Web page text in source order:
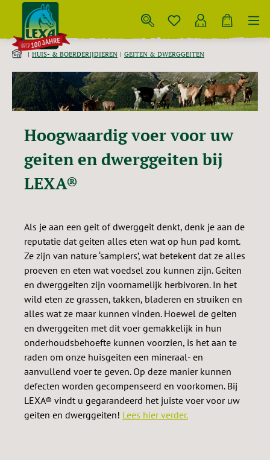
Skip to main content
HUIS- & BOERDERIJDIEREN GEITEN & DWERGGEITEN
Hoogwaardig voer voor uw
geiten en dwerggeiten bij
LEXA®
Als je aan een geit of dwerggeit denkt, denk je aan de
reputatie dat geiten alles eten wat op hun pad komt.
Ze zijn van nature ‘samplers’, wat betekent dat ze alles
proeven en eten wat voedsel zou kunnen zijn. Geiten
en dwerggeiten zijn voornamelijk herbivoren. In het
wild eten ze grassen, takken, bladeren en struiken en
alles wat ze maar kunnen vinden. Hoewel de geiten
en dwerggeiten met dit voer gemakkelijk in hun
onderhoudsbehoefte kunnen voorzien, is het aan te
raden om onze huisgeiten een mineraal- en
aanvullend voer te geven. Op deze manier kunnen
defecten worden gecompenseerd en voorkomen. Bij
LEXA® vindt u gegarandeerd het juiste voer voor uw
geiten en dwerggeiten! Lees hier verder.